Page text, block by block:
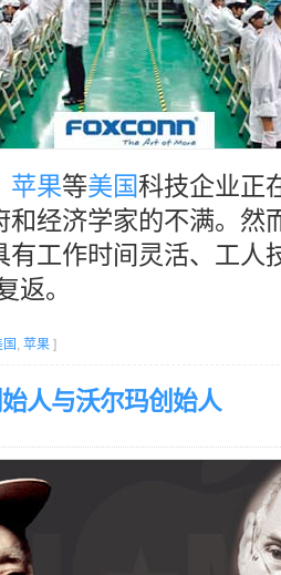
苹果等美国科技企业正
和经济学家的不满。然
有工作时间灵活、工人
返。
, 苹果 ]
人与沃尔玛创始人